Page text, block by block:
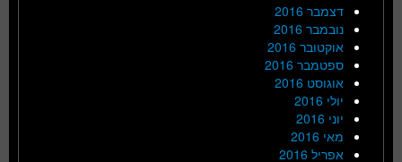
דצמבר 2016
נובמבר 2016
אוקטובר 2016
ספטמבר 2016
אוגוסט 2016
יולי 2016
יוני 2016
מאי 2016
אפריל 2016